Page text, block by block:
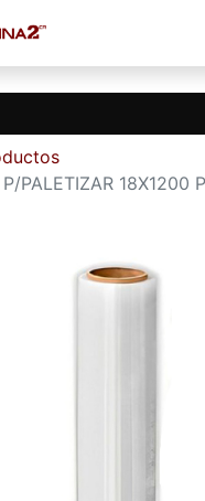
PALETIZAR 18X1200